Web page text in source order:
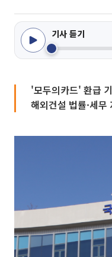
기사 듣기
'모두의카드' 환급
해외건설 법률·세무